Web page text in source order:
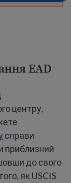
EAD
центру,
справи
приблизний
до свого
як USCIS